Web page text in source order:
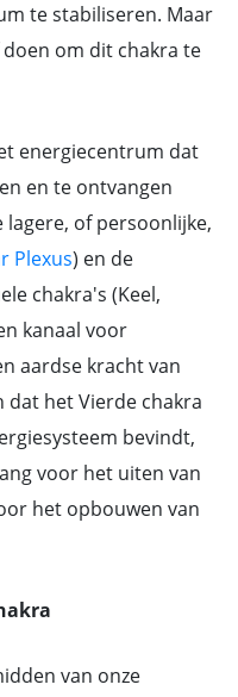
te stabiliseren. Maar
om dit chakra te
energiecentrum dat
en te ontvangen
of persoonlijke,
Plexus) en de
chakra's (Keel,
kanaal voor
aardse kracht van
dat het Vierde chakra
bevindt,
voor het uiten van
het opbouwen van
van onze